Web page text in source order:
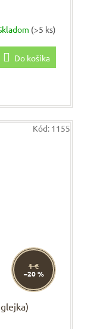
(>5 ks)
Do košíka
1 €
–20 %
Kód: 1155